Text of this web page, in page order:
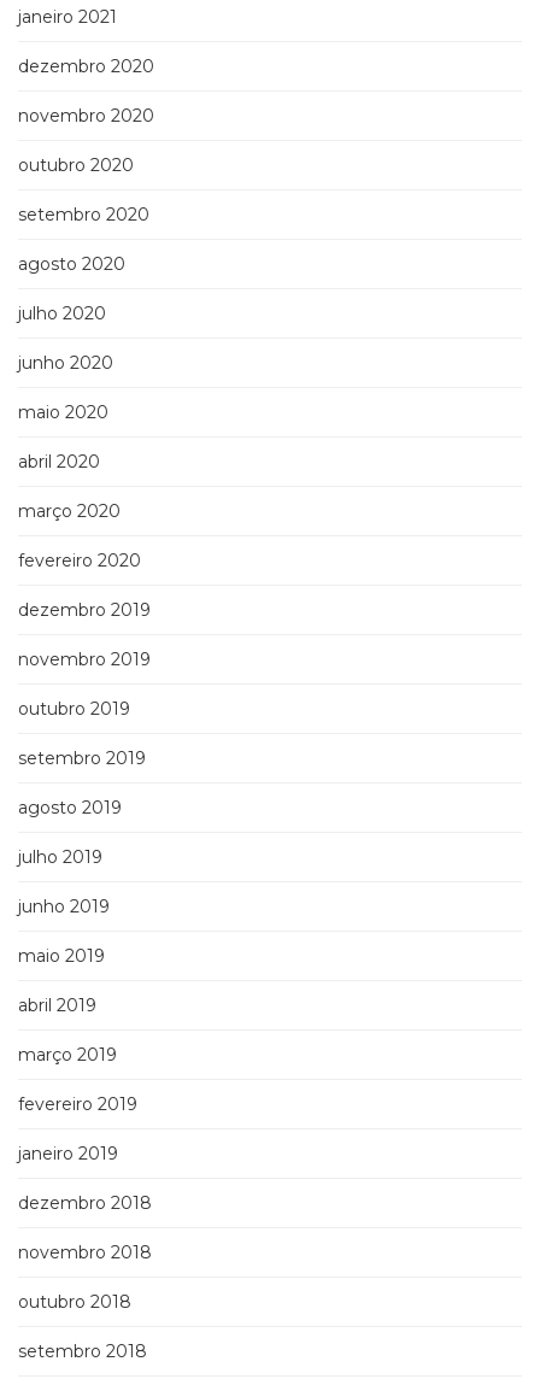
janeiro 2021
dezembro 2020
novembro 2020
outubro 2020
setembro 2020
agosto 2020
julho 2020
junho 2020
maio 2020
abril 2020
março 2020
fevereiro 2020
dezembro 2019
novembro 2019
outubro 2019
setembro 2019
agosto 2019
julho 2019
junho 2019
maio 2019
abril 2019
março 2019
fevereiro 2019
janeiro 2019
dezembro 2018
novembro 2018
outubro 2018
setembro 2018